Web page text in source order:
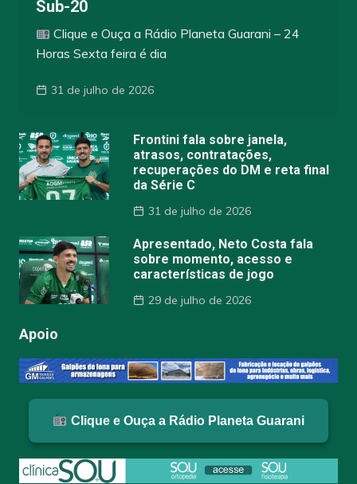
Sub-20
Clique e Ouça a Rádio Planeta Guarani – 24
Horas Sexta feira é dia
31 de julho de 2026
Frontini fala sobre janela,
atrasos, contratações,
recuperações do DM e reta final
da Série C
31 de julho de 2026
Apresentado, Neto Costa fala
sobre momento, acesso e
características de jogo
29 de julho de 2026
Apoio
Clique e Ouça a Rádio Planeta Guarani